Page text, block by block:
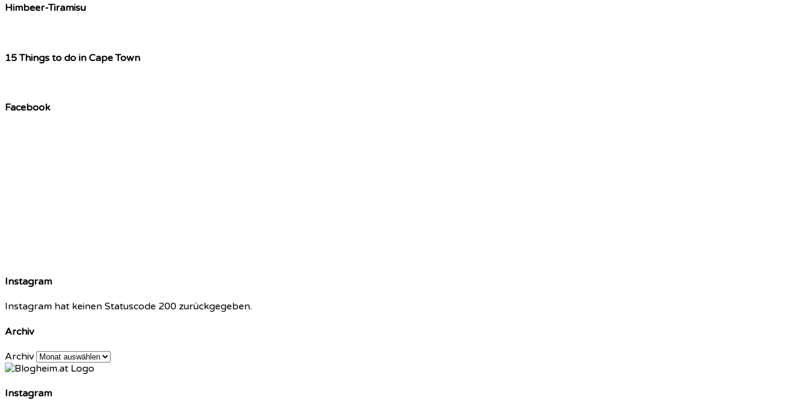
Himbeer-Tiramisu
15 Things to do in Cape Town
Facebook
Instagram
Instagram hat keinen Statuscode 200 zurückgegeben.
Archiv
Archiv
Instagram